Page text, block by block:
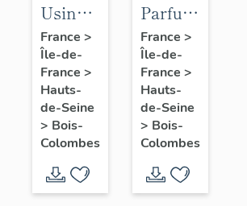
Usine
de
construction
aéronautique
et
automobile
Hispano
Suiza,
puis
France >
Île-de-
France >
Hauts-
de-Seine
> Bois-
Colombes
Parfumerie
des
Parfums
de
Luzy,
puis
Synarôme
France >
Île-de-
France >
Hauts-
de-Seine
> Bois-
Colombes